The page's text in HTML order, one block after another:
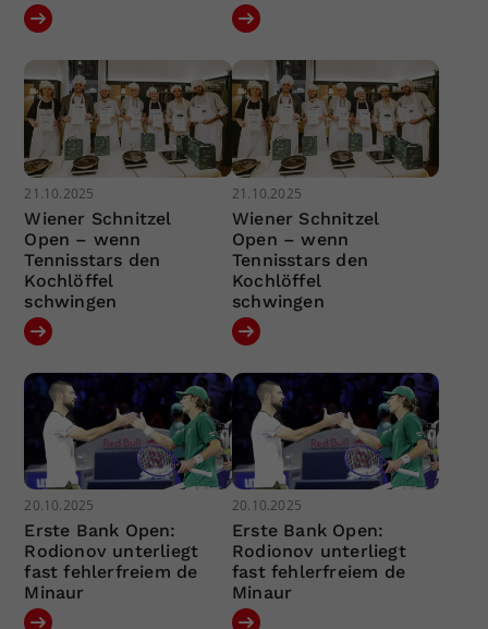
21.10.2025
Wiener Schnitzel
Open – wenn
Tennisstars den
Kochlöffel
schwingen
21.10.2025
Wiener Schnitzel
Open – wenn
Tennisstars den
Kochlöffel
schwingen
20.10.2025
Erste Bank Open:
Rodionov unterliegt
fast fehlerfreiem de
Minaur
20.10.2025
Erste Bank Open:
Rodionov unterliegt
fast fehlerfreiem de
Minaur